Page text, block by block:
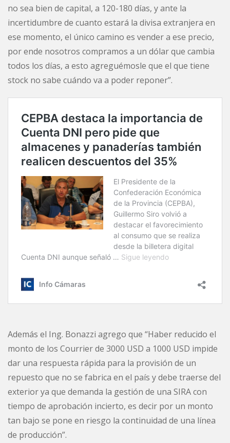
no sea bien de capital, a 120-180 días, y ante la
incertidumbre de cuanto estará la divisa extranjera en
ese momento, el único camino es vender a ese precio,
por ende nosotros compramos a un dólar que cambia
todos los días, a esto agreguémosle que el que tiene
stock no sabe cuándo va a poder reponer”.
Además el Ing. Bonazzi agrego que “Haber reducido el
monto de los Courrier de 3000 USD a 1000 USD impide
dar una respuesta rápida para la provisión de un
repuesto que no se fabrica en el país y debe traerse del
exterior ya que demanda la gestión de una SIRA con
tiempo de aprobación incierto, es decir por un monto
tan bajo se pone en riesgo la continuidad de una línea
de producción”.